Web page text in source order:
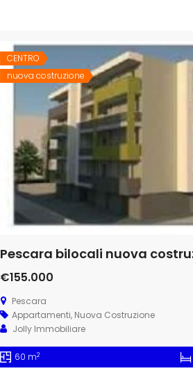
CENTRO
nuova costruzione
Pescara bilocali nuova
€155.000
Pescara
Appartamenti, Nuova Costruzione
Jolly Immobiliare
60 m2